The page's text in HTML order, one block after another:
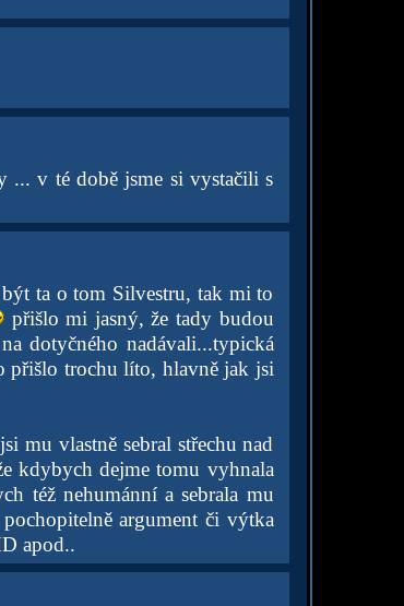
... v té době jsme si vystačili s
ta o tom Silvestru, tak mi to
přišlo mi jasný, že tady budou
dotyčného nadávali...typická
přišlo trochu líto, hlavně jak jsi
mu vlastně sebral střechu nad
kdybych dejme tomu vyhnala
též nehumánní a sebrala mu
argument či výtka
apod..